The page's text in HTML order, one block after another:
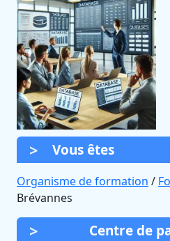
Vous êtes
Organisme de formation /
Brévannes
Centre de